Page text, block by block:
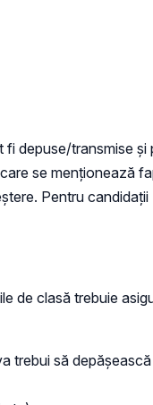
fi depuse/transmise și
se menționează
Pentru candidații
de clasă trebuie
trebui să